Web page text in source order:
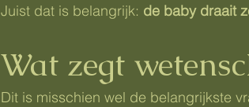
Juist dat is belangrijk: de baby draait
Wat zegt
Dit is misschien wel de belangrijkste